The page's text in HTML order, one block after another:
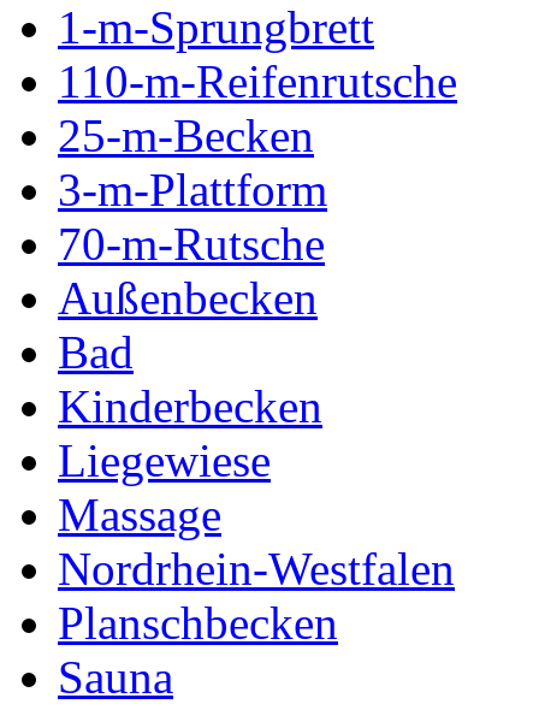
1-m-Sprungbrett
110-m-Reifenrutsche
25-m-Becken
3-m-Plattform
70-m-Rutsche
Außenbecken
Bad
Kinderbecken
Liegewiese
Massage
Nordrhein-Westfalen
Planschbecken
Sauna